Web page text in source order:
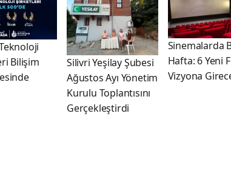
Bilişim
Silivri Yeşilay Şubesi
Ağustos Ayı Yönetim
Kurulu Toplantısını
Gerçekleştirdi
Sinemalarda
Hafta: 6 Yeni
Vizyona